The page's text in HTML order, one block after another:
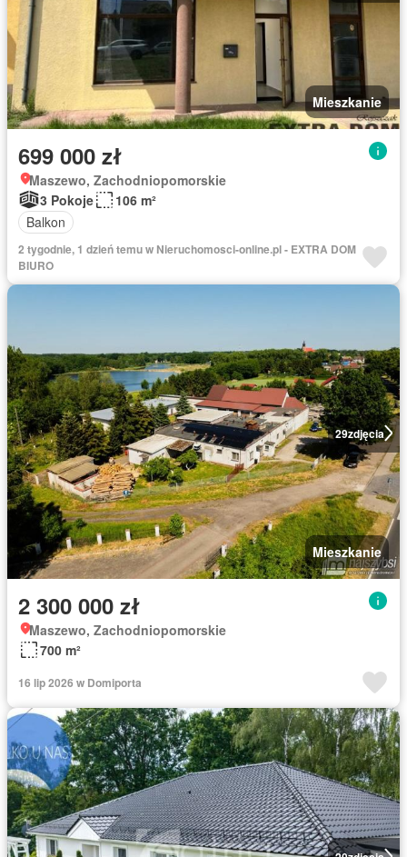
Mieszkanie
699 000 zł
Maszewo, Zachodniopomorskie
3 Pokoje
106 m²
Balkon
2 tygodnie, 1 dzień temu w Nieruchomosci-online.pl - EXTRA DOM
BIURO
29zdjęcia
Mieszkanie
2 300 000 zł
Maszewo, Zachodniopomorskie
700 m²
16 lip 2026 w Domiporta